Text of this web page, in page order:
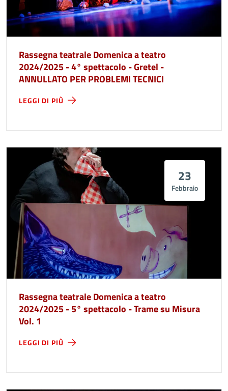
Rassegna teatrale Domenica a teatro
2024/2025 - 4° spettacolo - Gretel -
ANNULLATO PER PROBLEMI TECNICI
LEGGI DI PIÙ
23
Febbraio
Rassegna teatrale Domenica a teatro
2024/2025 - 5° spettacolo - Trame su Misura
Vol. 1
LEGGI DI PIÙ